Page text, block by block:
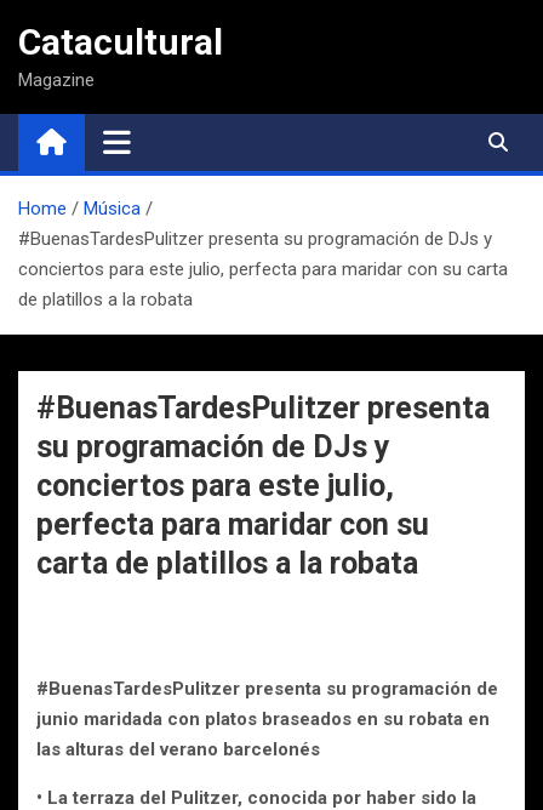
contenido
Catacultural
Magazine
Home
Música
#BuenasTardesPulitzer presenta su programación de DJs y
conciertos para este julio, perfecta para maridar con su carta
de platillos a la robata
#BuenasTardesPulitzer presenta
su programación de DJs y
conciertos para este julio,
perfecta para maridar con su
carta de platillos a la robata
#BuenasTardesPulitzer presenta su programación de
junio maridada con platos braseados en su robata en
las alturas del verano barcelonés
• La terraza del Pulitzer, conocida por haber sido la